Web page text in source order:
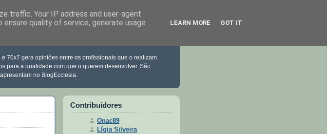
70x7 gera opiniões entre os profissionais que o realizam
para a qualidade com que o querem desenvolver. São
no BlogEcclesia.
Contribuidores
Onac89
Lígia Silveira
traffic. Your IP address and user-agent
quality of service, generate usage
LEARN MORE GOT IT